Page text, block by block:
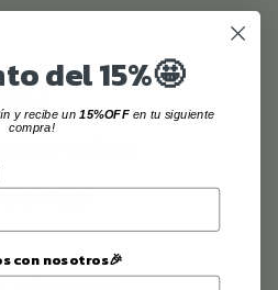
del 15%🤩
y recibe un 15%OFFen tu siguiente
compra!
con nosotros🎉